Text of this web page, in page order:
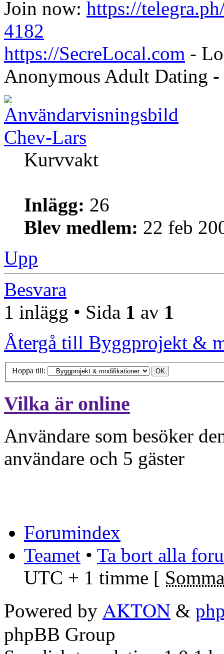
Join now: https://
4182
https://SecreLocal.com -
Anonymous Adult Dating -
Chev-Lars
Kurvvakt
Inlägg: 26
Blev medlem: 22 feb
Upp
Besvara
1 inlägg • Sida 1 av 1
Återgå till Byggprojekt &
Hoppa till:
Vilka är online
Användare som besöker
användare och 5 gäster
Forumindex
Teamet • Ta bort alla
UTC + 1 timme [
Powered by AKTON &
phpBB Group